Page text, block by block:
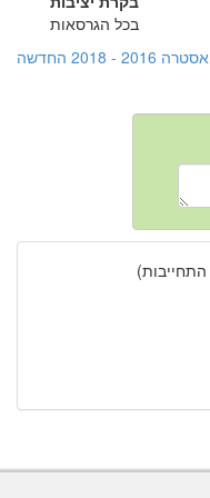
בכל הגרסאות
החדשה